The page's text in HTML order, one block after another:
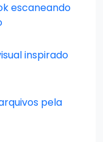
escaneando
inspirado
pela